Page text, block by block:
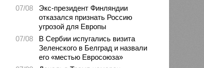
07/08
Экс-президент Финляндии
отказался признать Россию
угрозой для Европы
07/08
В Сербии испугались визита
Зеленского в Белград и назвали
его «местью Евросоюза»